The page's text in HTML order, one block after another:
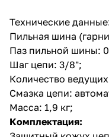
Технические
Пильная шина
Паз пильной шины:
Шаг цепи: 3/8";
Количество
Смазка цепи:
Масса: 1,9 кг;
Комплектация: